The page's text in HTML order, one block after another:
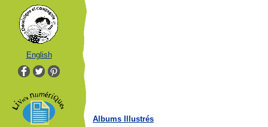
English
Albums Illustrés